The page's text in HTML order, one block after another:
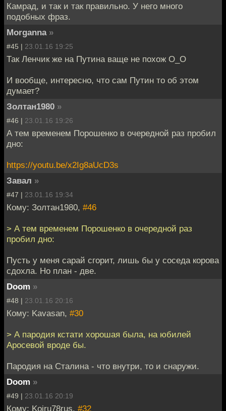
Камрад, и так и так правильно. У него много
подобных фраз.
Morganna »
#45 | 23.01.16 19:25
Так Ленчик же на Путина ваще не похож О_О
И вообще, интересно, что сам Путин то об этом
думает?
Золтан1980 »
#46 | 23.01.16 19:26
А тем временем Порошенко в очередной раз пробил
дно:
https://youtu.be/x2Ig8aUcD3s
Завал »
#47 | 23.01.16 19:34
Кому: Золтан1980, #46
> А тем временем Порошенко в очередной раз
пробил дно:
Пусть у меня сарай сгорит, лишь бы у соседа корова
сдохла. Но план - две.
Doom »
#48 | 23.01.16 20:16
Кому: Kavasan, #30
> А пародия кстати хорошая была, на юбилей
Аросевой вроде бы.
Пародия на Сталина - что внутри, то и снаружи.
Doom »
#49 | 23.01.16 20:19
Кому: Koiru78rus, #32